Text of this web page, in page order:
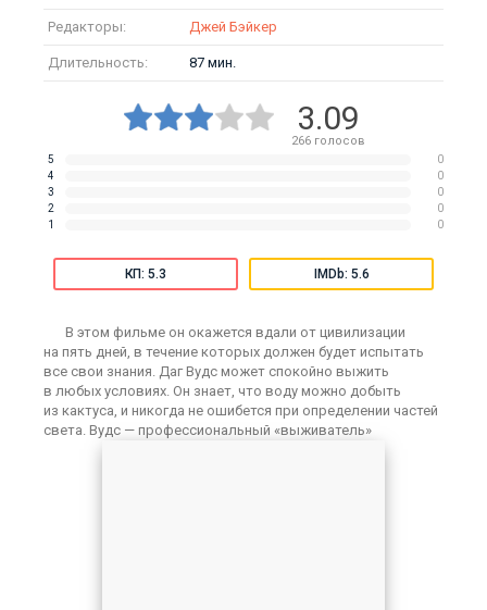
Редакторы: Джей Бэйкер
Длительность: 87 мин.
3.09
266голосов
5
0
4
0
3
0
2
0
1
0
КП: 5.3 IMDb: 5.6
В этом фильме он окажется вдали от цивилизации
на пять дней, в течение которых должен будет испытать
все свои знания. Дaг Вудс может спокойно выжить
в любых условиях. Он знает, что воду можно добыть
из кактуса, и никогда не ошибется при определении частей
света. Вудс — профессиональный «выживатель»